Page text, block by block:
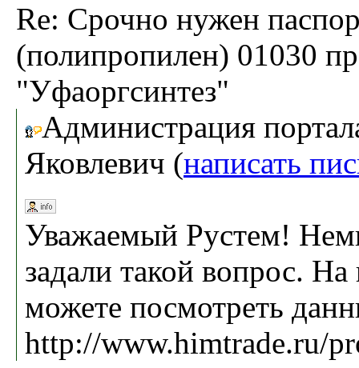
Re: Срочно нужен
(полипропилен) 01030
"Уфаоргсинтез"
Администрация
Яковлевич (написать
Уважаемый Рустем!
задали такой вопрос.
можете посмотреть
http://www.himtrade.ru/